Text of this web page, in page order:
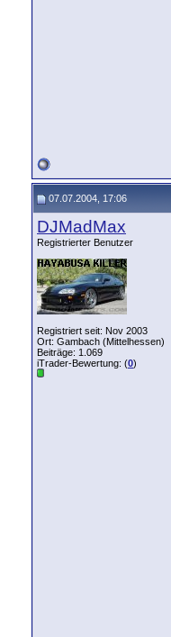
07.07.2004, 17:06
DJMadMax
Registrierter Benutzer
Registriert seit: Nov 2003
Ort: Gambach (Mittelhessen)
Beiträge: 1.069
iTrader-Bewertung: (0)